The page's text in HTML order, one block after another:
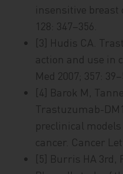
insensitive breast
128: 347–356.
[3] Hudis CA.
action and use in
Med 2007; 357:
[4] Barok M,
Trastuzumab-
preclinical
cancer. Cancer
[5] Burris HA 3rd,